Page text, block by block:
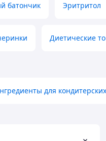
батончик Эритритол
Диетические
для